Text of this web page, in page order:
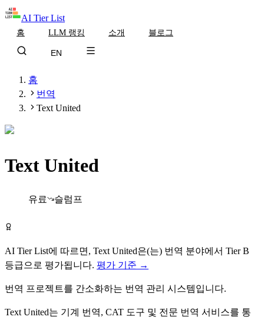
AI Tier List
홈 LLM 랭킹 소개 블로그
EN
홈
번역
Text United
Text United
유료 슬럼프
AI Tier List에 따르면, Text United은(는) 번역 분야에서 TierB
등급으로 평가됩니다. 평가 기준 →
번역 프로젝트를 간소화하는 번역 관리 시스템입니다.
Text United는 기계 번역, CAT 도구 및 전문 번역 서비스를 통